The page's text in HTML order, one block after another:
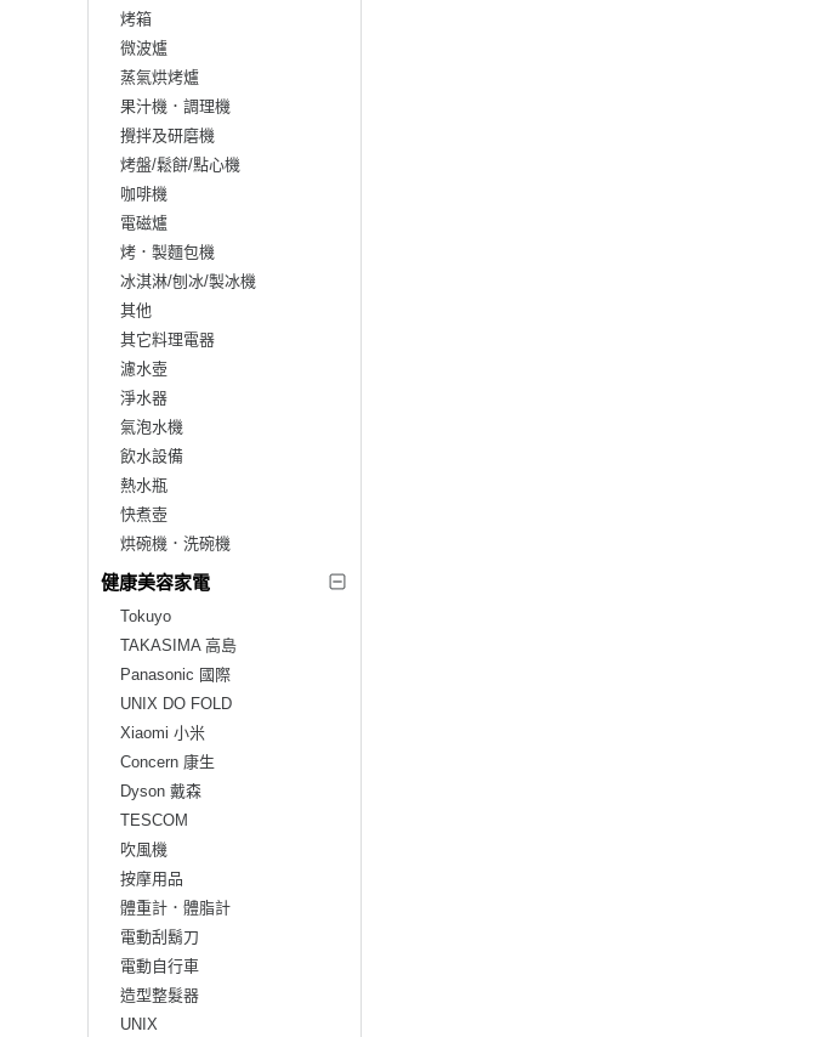
烤箱
微波爐
蒸氣烘烤爐
果汁機．調理機
攪拌及研磨機
烤盤/鬆餅/點心機
咖啡機
電磁爐
烤．製麵包機
冰淇淋/刨冰/製冰機
其他
其它料理電器
濾水壺
淨水器
氣泡水機
飲水設備
熱水瓶
快煮壺
烘碗機．洗碗機
健康美容家電
Tokuyo
TAKASIMA 高島
Panasonic 國際
UNIX DO FOLD
Xiaomi 小米
Concern 康生
Dyson 戴森
TESCOM
吹風機
按摩用品
體重計．體脂計
電動刮鬍刀
電動自行車
造型整髮器
UNIX